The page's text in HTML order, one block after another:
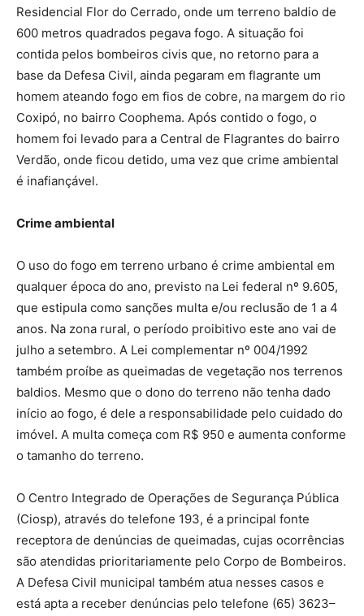
Residencial Flor do Cerrado, onde um terreno baldio de
600 metros quadrados pegava fogo. A situação foi
contida pelos bombeiros civis que, no retorno para a
base da Defesa Civil, ainda pegaram em flagrante um
homem ateando fogo em fios de cobre, na margem do rio
Coxipó, no bairro Coophema. Após contido o fogo, o
homem foi levado para a Central de Flagrantes do bairro
Verdão, onde ficou detido, uma vez que crime ambiental
é inafiançável.
Crime ambiental
O uso do fogo em terreno urbano é crime ambiental em
qualquer época do ano, previsto na Lei federal nº 9.605,
que estipula como sanções multa e/ou reclusão de 1 a 4
anos. Na zona rural, o período proibitivo este ano vai de
julho a setembro. A Lei complementar nº 004/1992
também proíbe as queimadas de vegetação nos terrenos
baldios. Mesmo que o dono do terreno não tenha dado
início ao fogo, é dele a responsabilidade pelo cuidado do
imóvel. A multa começa com R$ 950 e aumenta conforme
o tamanho do terreno.
O Centro Integrado de Operações de Segurança Pública
(Ciosp), através do telefone 193, é a principal fonte
receptora de denúncias de queimadas, cujas ocorrências
são atendidas prioritariamente pelo Corpo de Bombeiros.
A Defesa Civil municipal também atua nesses casos e
está apta a receber denúncias pelo telefone (65) 3623–